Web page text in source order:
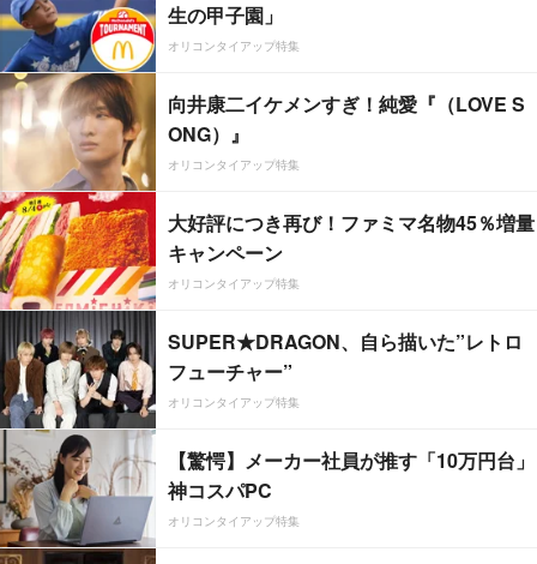
生の甲子園」
オリコンタイアップ特集
向井康二イケメンすぎ！純愛『（LOVE S
ONG）』
オリコンタイアップ特集
大好評につき再び！ファミマ名物45％増量
キャンペーン
オリコンタイアップ特集
SUPER★DRAGON、自ら描いた”レトロ
フューチャー”
オリコンタイアップ特集
【驚愕】メーカー社員が推す「10万円台」
神コスパPC
オリコンタイアップ特集